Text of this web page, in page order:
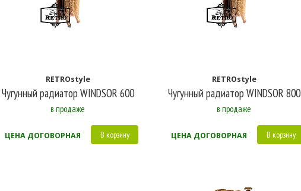
RETROstyle
Чугунный радиатор WINDSOR 600
в продаже
ЦЕНА ДОГОВОРНАЯ В корзину
RETROstyle
Чугунный радиатор WINDSOR 800
в продаже
ЦЕНА ДОГОВОРНАЯ В корзину